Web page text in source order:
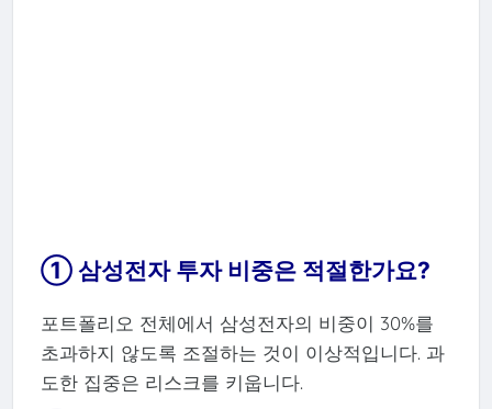
① 삼성전자 투자 비중은 적절한가요?
포트폴리오 전체에서 삼성전자의 비중이 30%를
초과하지 않도록 조절하는 것이 이상적입니다. 과
도한 집중은 리스크를 키웁니다.